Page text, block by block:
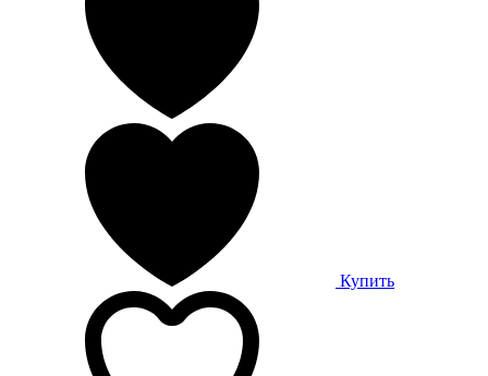
Купить